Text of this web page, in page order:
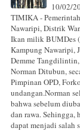
10/02/
TIMIKA -
Nawaripi, Distrik
Ikan milik BUMDes
Kampung Nawaripi,
Demme
Norman Ditubun,
Pimpinan OPD,
undangan.Norman
bahwa sebelum
dan rawa. Sehingga,
dapat menjadi salah